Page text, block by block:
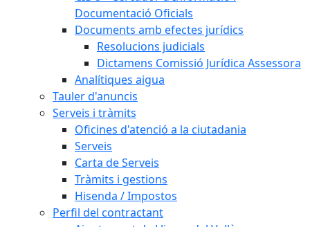
Documentació Oficials
Documents amb efectes jurídics
Resolucions judicials
Dictamens Comissió Jurídica Assessora
Analítiques aigua
Tauler d'anuncis
Serveis i tràmits
Oficines d'atenció a la ciutadania
Serveis
Carta de Serveis
Tràmits i gestions
Hisenda / Impostos
Perfil del contractant